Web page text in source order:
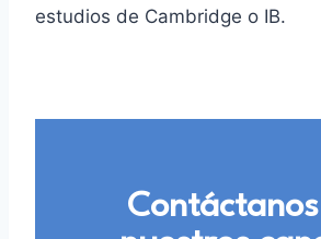
estudios de Cambridge o IB.